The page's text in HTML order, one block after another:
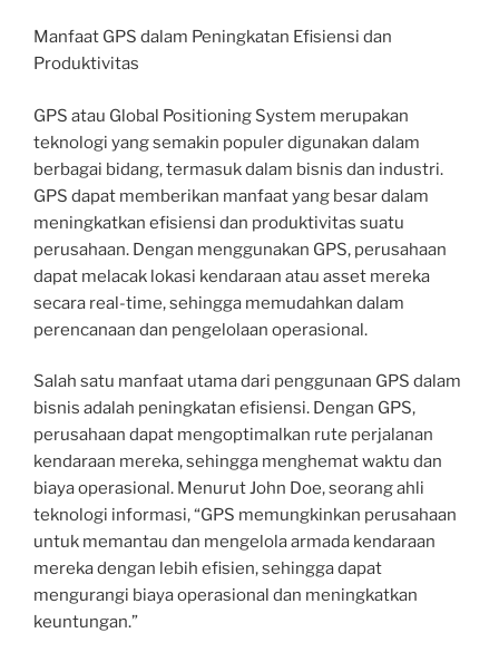
Manfaat GPS dalam Peningkatan Efisiensi dan
Produktivitas
GPS atau Global Positioning System merupakan
teknologi yang semakin populer digunakan dalam
berbagai bidang, termasuk dalam bisnis dan industri.
GPS dapat memberikan manfaat yang besar dalam
meningkatkan efisiensi dan produktivitas suatu
perusahaan. Dengan menggunakan GPS, perusahaan
dapat melacak lokasi kendaraan atau asset mereka
secara real-time, sehingga memudahkan dalam
perencanaan dan pengelolaan operasional.
Salah satu manfaat utama dari penggunaan GPS dalam
bisnis adalah peningkatan efisiensi. Dengan GPS,
perusahaan dapat mengoptimalkan rute perjalanan
kendaraan mereka, sehingga menghemat waktu dan
biaya operasional. Menurut John Doe, seorang ahli
teknologi informasi, “GPS memungkinkan perusahaan
untuk memantau dan mengelola armada kendaraan
mereka dengan lebih efisien, sehingga dapat
mengurangi biaya operasional dan meningkatkan
keuntungan.”